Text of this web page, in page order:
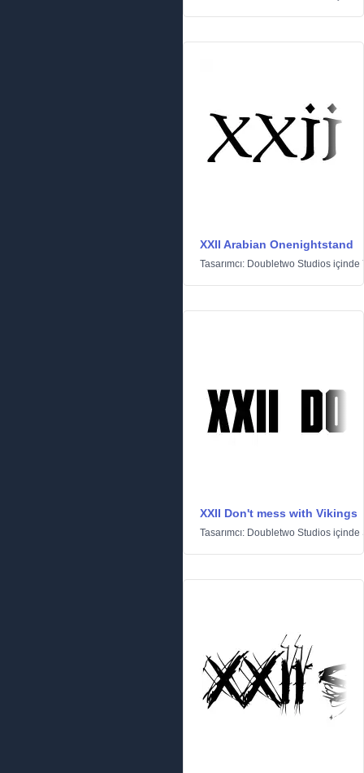
XXII Arabian Onenightstand
Tasarımcı: Doubletwo Studios içinde
XXII Don't mess with Vikings
Tasarımcı: Doubletwo Studios içinde